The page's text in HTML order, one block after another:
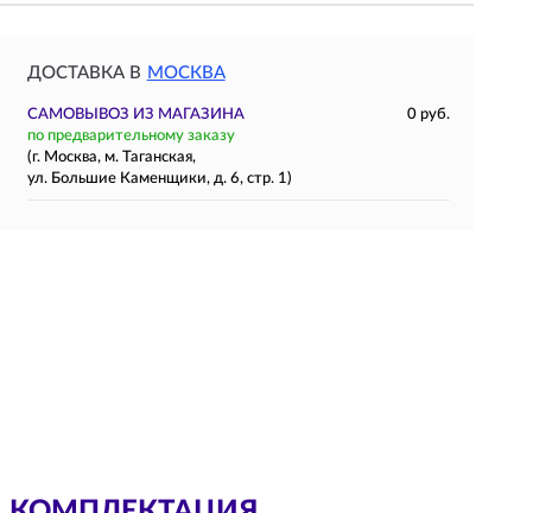
ДОСТАВКА В МОСКВА
САМОВЫВОЗ ИЗ МАГАЗИНА
0 руб.
по предварительному заказу
(г. Москва, м. Таганская,
ул. Большие Каменщики, д. 6, стр. 1)